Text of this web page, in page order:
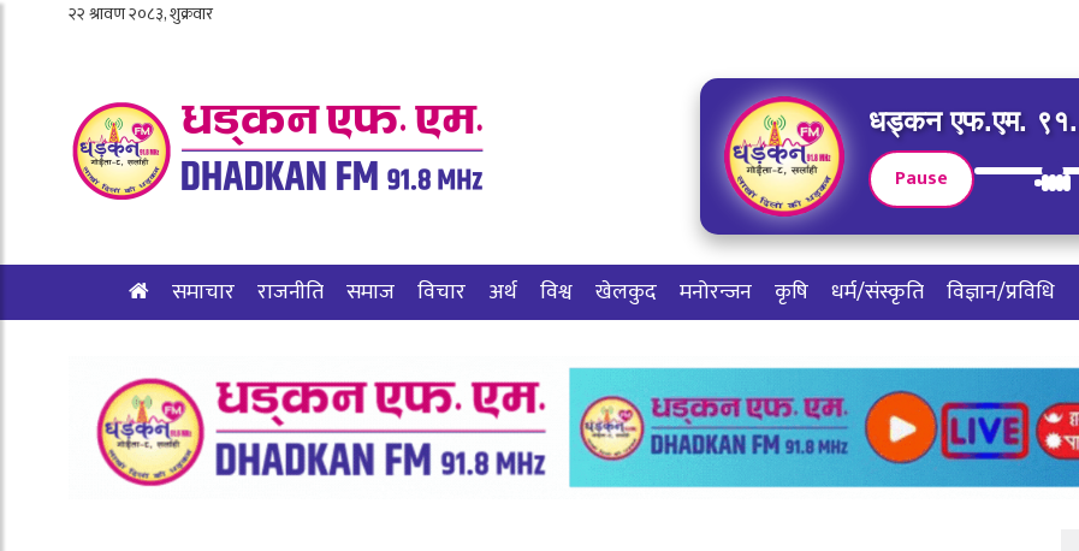
धड्कन एफ.एम.
Pause
समाचार राजनीति समाज विचार अर्थ विश्व खेलकुद मनोरन्जन कृषि धर्म/संस्कृति
विज्ञान/प्रविधि